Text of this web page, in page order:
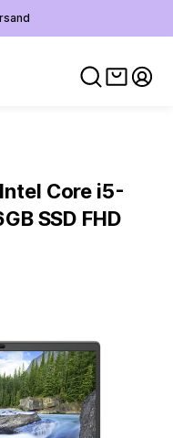
Core i5-
SSD FHD